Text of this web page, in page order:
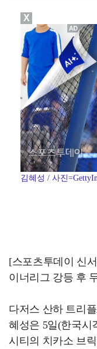
[ST포토]
'1라운드
김혜성 / 사진
[스포츠투데이 신
이너리그 강등 후
다저스 산하 트리
혜성은 5일(한국시
시티의 치카소 브
X